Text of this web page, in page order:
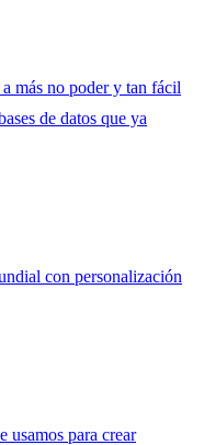
más no poder y tan fácil
de datos que ya
con personalización
usamos para crear